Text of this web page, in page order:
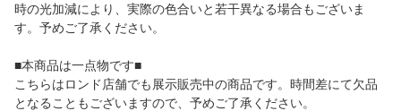
時の光加減により、実際の色合いと若干異なる場合もございま
す。予めご了承ください。
■本商品は一点物です■
こちらはロンド店舗でも展示販売中の商品です。時間差にて欠品
となることもございますので、予めご了承ください。